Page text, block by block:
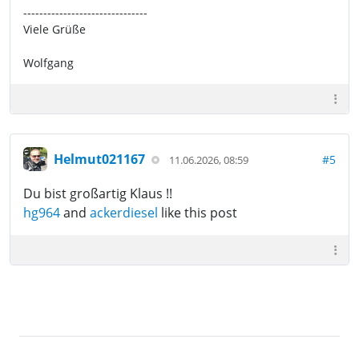
-------------------------------
Viele Grüße
Wolfgang
Helmut021167 11.06.2026, 08:59 #5
Du bist großartig Klaus !!
hg964and ackerdiesel like this post